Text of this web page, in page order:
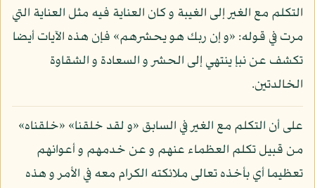
التكلم مع الغير إلى الغيبة و كان العناية فيه مثل العناية التي
مرت في قوله: «و إن ربك هو يحشرهم» فإن هذه الآيات أيضا
تكشف عن نبإ ينتهي إلى الحشر و السعادة و الشقاوة
الخالدتين.
على أن التكلم مع الغير في السابق «و لقد خلقنا» «خلقناه»
من قبيل تكلم العظماء عنهم و عن خدمهم و أعوانهم
تعظيما أي بأخذه تعالى ملائكته الكرام معه في الأمر و هذه